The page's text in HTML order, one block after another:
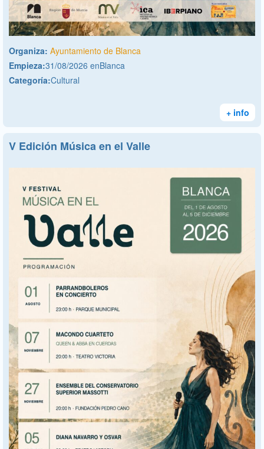
Organiza: Ayuntamiento de Blanca
Empieza:31/08/2026 enBlanca
Categoría:Cultural
+ info
V Edición Música en el Valle